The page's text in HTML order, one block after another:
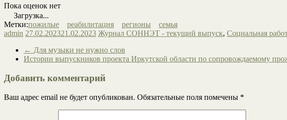
Пока оценок нет
Загрузка...
Метки:пожилые реабилитация регионы
семья
admin 27.02.202321.02.2023 Журнал СОННЭТ - текущий выпуск, Социальная
← Для музыки не нужно слов
Истории выпускников проекта Иркутской области по сопровождаемому
Добавить комментарий
Ваш адрес email не будет опубликован. Обязательные поля помечены *